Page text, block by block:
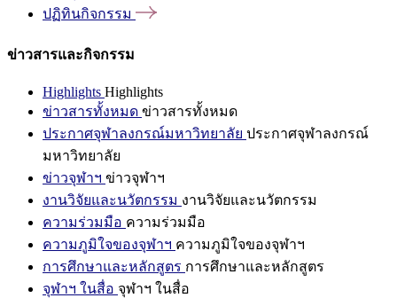
ปฏิทินกิจกรรม
ข่าวสารและกิจกรรม
Highlights Highlights
ข่าวสารทั้งหมด ข่าวสารทั้งหมด
ประกาศจุฬาลงกรณ์มหาวิทยาลัย ประกาศจุฬาลงกรณ์
มหาวิทยาลัย
ข่าวจุฬาฯ ข่าวจุฬาฯ
งานวิจัยและนวัตกรรม งานวิจัยและนวัตกรรม
ความร่วมมือ ความร่วมมือ
ความภูมิใจของจุฬาฯ ความภูมิใจของจุฬาฯ
การศึกษาและหลักสูตร การศึกษาและหลักสูตร
จุฬาฯ ในสื่อ จุฬาฯ ในสื่อ